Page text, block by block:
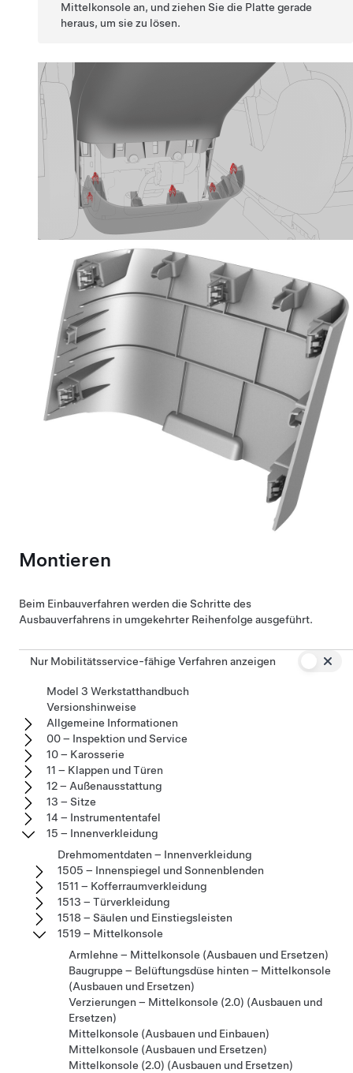
Mittelkonsole an, und ziehen Sie die Platte gerade
heraus, um sie zu lösen.
Montieren
Beim Einbauverfahren werden die Schritte des
Ausbauverfahrens in umgekehrter Reihenfolge ausgeführt.
Nur Mobilitätsservice-fähige Verfahren anzeigen
Model 3 Werkstatthandbuch
Versionshinweise
Allgemeine Informationen
00 – Inspektion und Service
10 – Karosserie
11 – Klappen und Türen
12 – Außenausstattung
13 – Sitze
14 – Instrumententafel
15 – Innenverkleidung
Drehmomentdaten – Innenverkleidung
1505 – Innenspiegel und Sonnenblenden
1511 – Kofferraumverkleidung
1513 – Türverkleidung
1518 – Säulen und Einstiegsleisten
1519 – Mittelkonsole
Armlehne – Mittelkonsole (Ausbauen und Ersetzen)
Baugruppe – Belüftungsdüse hinten – Mittelkonsole
(Ausbauen und Ersetzen)
Verzierungen – Mittelkonsole (2.0) (Ausbauen und
Ersetzen)
Mittelkonsole (Ausbauen und Einbauen)
Mittelkonsole (Ausbauen und Ersetzen)
Mittelkonsole (2.0) (Ausbauen und Ersetzen)